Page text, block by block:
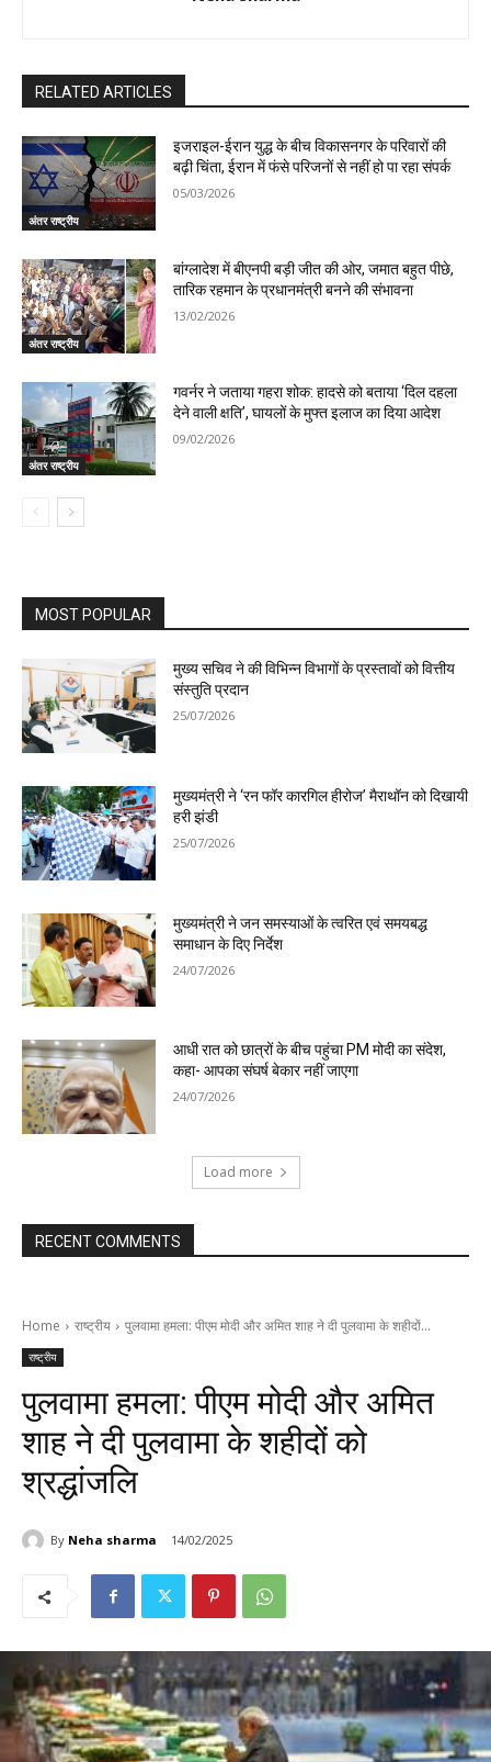
RELATED ARTICLES
अंतर राष्ट्रीय
इजराइल-ईरान युद्ध के बीच विकासनगर के परिवारों की
बढ़ी चिंता, ईरान में फंसे परिजनों से नहीं हो पा रहा संपर्क
05/03/2026
अंतर राष्ट्रीय
बांग्लादेश में बीएनपी बड़ी जीत की ओर, जमात बहुत पीछे,
तारिक रहमान के प्रधानमंत्री बनने की संभावना
13/02/2026
अंतर राष्ट्रीय
गवर्नर ने जताया गहरा शोक: हादसे को बताया ‘दिल दहला
देने वाली क्षति’, घायलों के मुफ्त इलाज का दिया आदेश
09/02/2026
MOST POPULAR
मुख्य सचिव ने की विभिन्न विभागों के प्रस्तावों को वित्तीय
संस्तुति प्रदान
25/07/2026
मुख्यमंत्री ने ‘रन फॉर कारगिल हीरोज’ मैराथॉन को दिखायी
हरी झंडी
25/07/2026
मुख्यमंत्री ने जन समस्याओं के त्वरित एवं समयबद्ध
समाधान के दिए निर्देश
24/07/2026
आधी रात को छात्रों के बीच पहुंचा PM मोदी का संदेश,
कहा- आपका संघर्ष बेकार नहीं जाएगा
24/07/2026
Load more
RECENT COMMENTS